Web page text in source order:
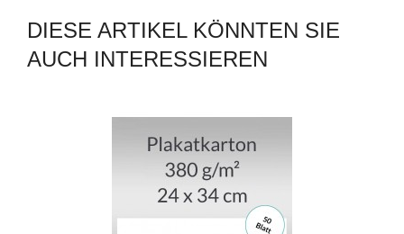
DIESE ARTIKEL KÖNNTEN SIE
AUCH INTERESSIEREN